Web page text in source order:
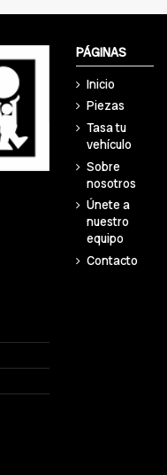
PÁGINAS
Inicio
Piezas
Tasa tu
vehículo
Sobre
nosotros
Únete a
nuestro
equipo
Contacto